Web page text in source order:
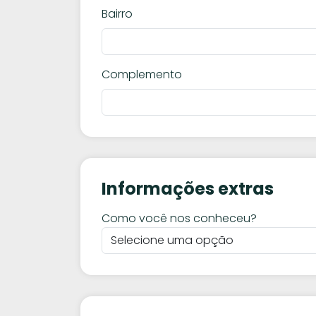
Bairro
Complemento
Informações extras
Como você nos conheceu?